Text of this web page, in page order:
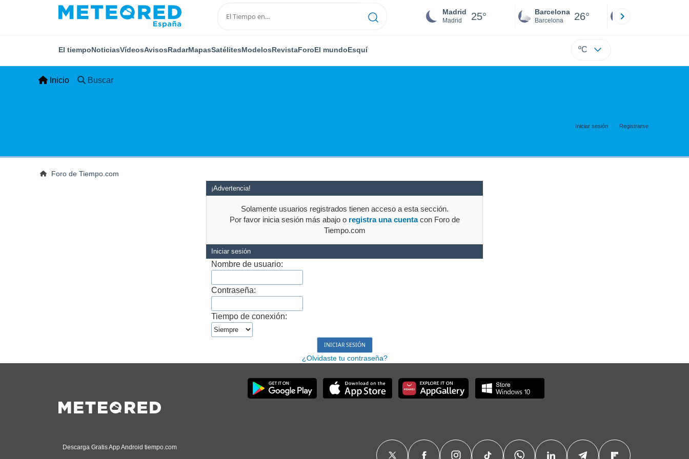
Madrid
Madrid 25° Barcelona
Barcelona 26°
El tiempoNoticiasVídeosAvisosRadarMapasSatélitesModelosRevistaForoEl mundoEsquí ºC
Inicio Buscar
Iniciar sesión Registrarse
Foro de Tiempo.com
¡Advertencia!
Solamente usuarios registrados tienen acceso a esta sección.
Por favor inicia sesión más abajo o registra una cuentacon Foro de
Tiempo.com
Iniciar sesión
Nombre de usuario:
Contraseña:
Tiempo de conexión:
¿Olvidaste tu contraseña?
Descarga Gratis App Android tiempo.com